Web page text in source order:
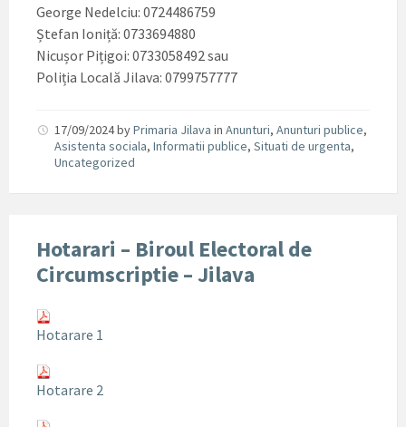
George Nedelciu: 0724486759
Ștefan Ioniță: 0733694880
Nicușor Pițigoi: 0733058492 sau
Poliția Locală Jilava: 0799757777
17/09/2024byPrimaria Jilava in Anunturi, Anunturi publice,
Asistenta sociala, Informatii publice, Situati de urgenta,
Uncategorized
Hotarari – Biroul Electoral de
Circumscriptie – Jilava
Hotarare 1
Hotarare 2